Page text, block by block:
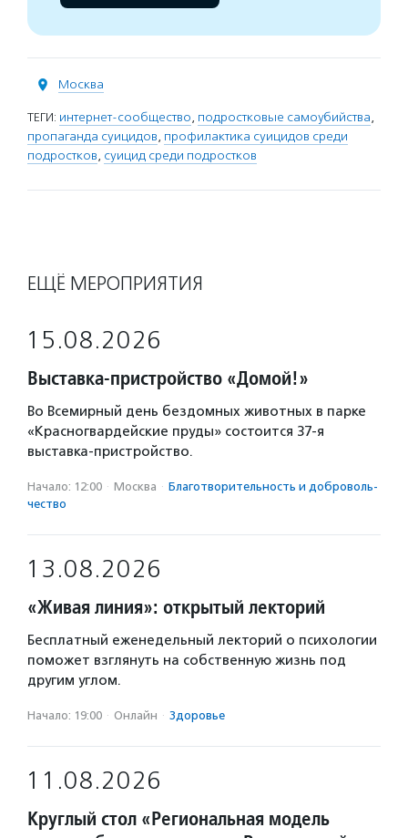
Москва
ТЕГИ: интернет-сообщество, подростковые самоубийства,
пропаганда суицидов, профилактика суицидов среди
подростков, суицид среди подростков
ЕЩЁ МЕРОПРИЯТИЯ
15.08.2026
Выставка-пристройство «Домой!»
Во Всемирный день бездомных животных в парке
«Красногвардейские пруды» состоится 37-я
выставка-пристройство.
Начало: 12:00 · Москва · Благотвори­тель­ность и доброволь­
чест­во
13.08.2026
«Живая линия»: открытый лекторий
Бесплатный еженедельный лекторий о психологии
поможет взглянуть на собственную жизнь под
другим углом.
Начало: 19:00 · Онлайн · Здоровье
11.08.2026
Круглый стол «Региональная модель